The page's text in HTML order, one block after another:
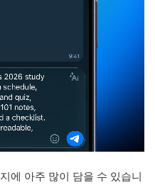
에 아주 많이 담을 수 있습니